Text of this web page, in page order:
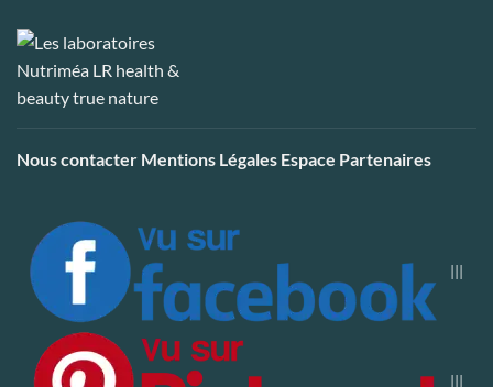
Nous contacter Mentions Légales Espace Partenaires
|||
|||